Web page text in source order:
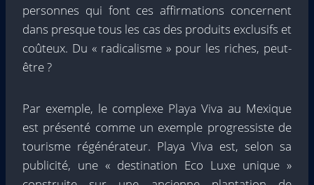
personnes qui font ces affirmations concernent
dans presque tous les cas des produits exclusifs et
coûteux. Du « radicalisme » pour les riches, peut-
être ?
Par exemple, le complexe Playa Viva au Mexique
est présenté comme un exemple progressiste de
tourisme régénérateur. Playa Viva est, selon sa
publicité, une « destination Eco Luxe unique »